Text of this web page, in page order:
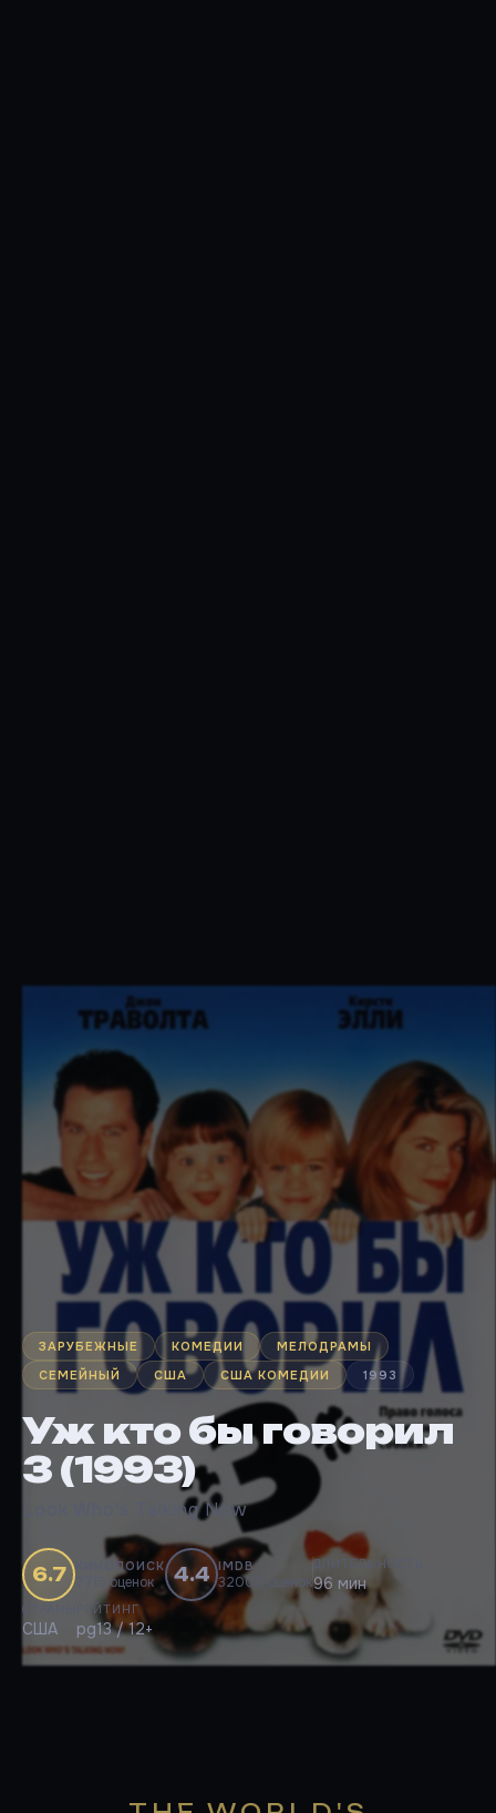
ЗАРУБЕЖНЫЕ КОМЕДИИ
МЕЛОДРАМЫ
СЕМЕЙНЫЙ
США США КОМЕДИИ 1993
Уж кто бы говорил
3 (1993)
Look Who's Talking Now
6.7 КИНОПОИСК
7715 оценок 4.4 IMDB
32000 оценок
ДЛИТЕЛЬНОСТЬ
96 мин
СТРАНЫ
США
РЕЙТИНГ
pg13 / 12+